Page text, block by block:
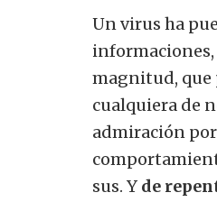
Un virus ha
informaciones,
magnitud, que
cualquiera de
admiración
sus. Y de